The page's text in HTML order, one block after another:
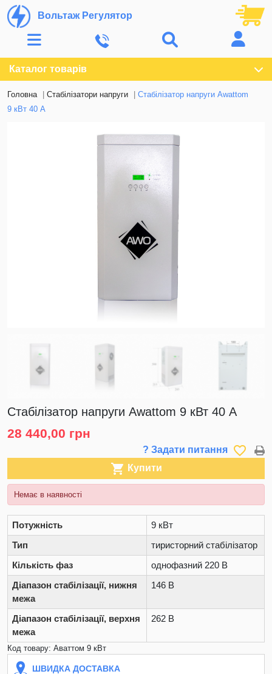
Вольтаж Регулятор
Каталог товарів
Головна Стабілізатори напруги
Стабілізатор напруги Awattom
9 кВт 40 А
Стабілізатор напруги Awattom 9 кВт 40 А
28 440,00 грн
? Задати питання favorite_border
 Купити
Немає в наявності
Потужність
9 кВт
Тип
тиристорний стабілізатор
Кількість фаз
однофазний 220 В
Діапазон стабілізації, нижня
межа
146 В
Діапазон стабілізації, верхня
межа
262 В
Код товару: Аваттом 9 кВт
ШВИДКА ДОСТАВКА